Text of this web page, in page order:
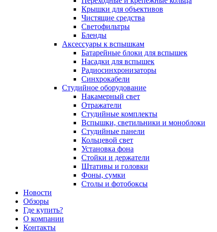
Крышки для объективов
Чистящие средства
Светофильтры
Бленды
Аксессуары к вспышкам
Батарейные блоки для вспышек
Насадки для вспышек
Радиосинхронизаторы
Синхрокабели
Студийное оборудование
Накамерный свет
Отражатели
Студийные комплекты
Вспышки, светильники и моноблоки
Студийные панели
Кольцевой свет
Установка фона
Стойки и держатели
Штативы и головки
Фоны, сумки
Столы и фотобоксы
Новости
Обзоры
Где купить?
О компании
Контакты